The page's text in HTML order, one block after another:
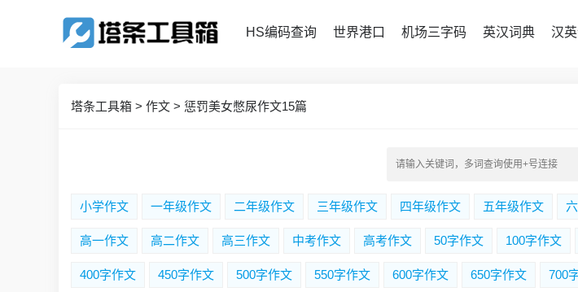
HS编码查询 世界港口 机场三字码 英汉词典 汉
塔条工具箱 > 作文 > 惩罚美女憋尿作文15篇
小学作文 一年级作文 二年级作文 三年级作文 四年级作文 五年级作文
高一作文 高二作文 高三作文 中考作文 高考作文 50字作文 100字作文
400字作文 450字作文 500字作文 550字作文 600字作文 650字作文 700